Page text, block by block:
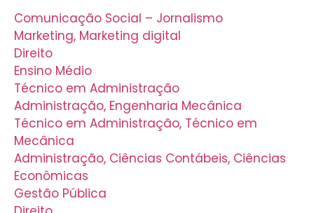
Comunicação Social – Jornalismo
Marketing, Marketing digital
Direito
Ensino Médio
Técnico em Administração
Administração, Engenharia Mecânica
Técnico em Administração, Técnico em
Mecânica
Administração, Ciências Contábeis, Ciências
Econômicas
Gestão Pública